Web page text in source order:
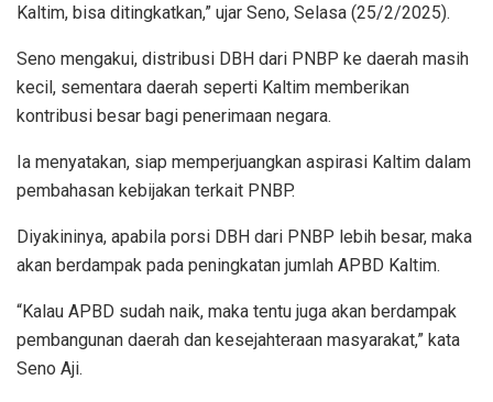
Kaltim, bisa ditingkatkan,” ujar Seno, Selasa (25/2/2025).
Seno mengakui, distribusi DBH dari PNBP ke daerah masih
kecil, sementara daerah seperti Kaltim memberikan
kontribusi besar bagi penerimaan negara.
Ia menyatakan, siap memperjuangkan aspirasi Kaltim dalam
pembahasan kebijakan terkait PNBP.
Diyakininya, apabila porsi DBH dari PNBP lebih besar, maka
akan berdampak pada peningkatan jumlah APBD Kaltim.
“Kalau APBD sudah naik, maka tentu juga akan berdampak
pembangunan daerah dan kesejahteraan masyarakat,” kata
Seno Aji.